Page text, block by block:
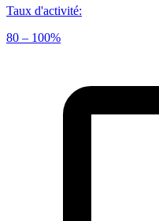
Taux d'activité:
80 – 100%